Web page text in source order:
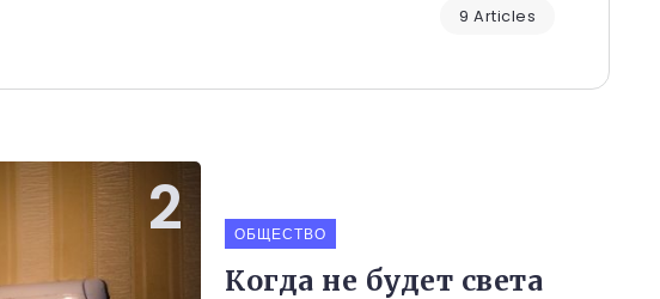
9 Articles
ОБЩЕСТВО
Когда не будет света